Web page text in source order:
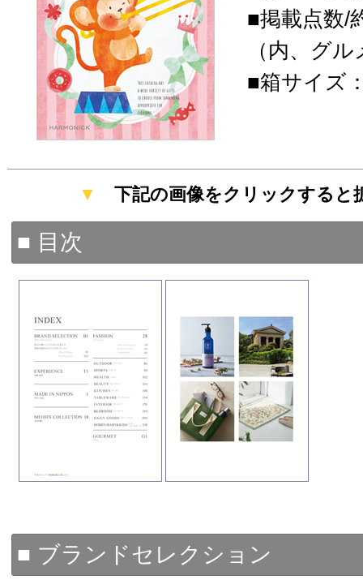
■掲載点数/
（内、グ
■箱サイズ
▼ 下記の画像をクリックする
■ 目次
■ ブランドセレクション